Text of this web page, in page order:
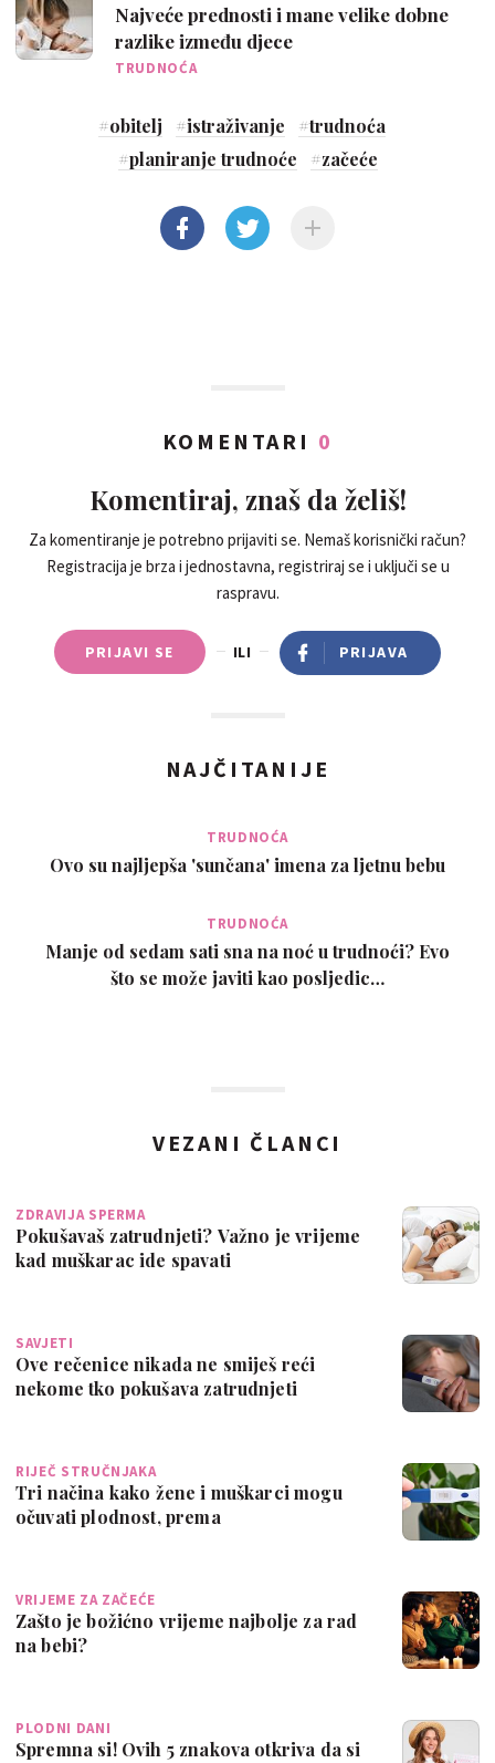
Najveće prednosti i mane velike dobne
razlike između djece
TRUDNOĆA
#obitelj #istraživanje #trudnoća
#planiranje trudnoće #začeće
KOMENTARI 0
Komentiraj, znaš da želiš!
Za komentiranje je potrebno prijaviti se. Nemaš korisnički račun?
Registracija je brza i jednostavna, registriraj se i uključi se u
raspravu.
PRIJAVI SE ILI PRIJAVA
NAJČITANIJE
TRUDNOĆA
Ovo su najljepša 'sunčana' imena za ljetnu bebu
TRUDNOĆA
Manje od sedam sati sna na noć u trudnoći? Evo
što se može javiti kao posljedic…
VEZANI ČLANCI
ZDRAVIJA SPERMA
Pokušavaš zatrudnjeti? Važno je vrijeme
kad muškarac ide spavati
SAVJETI
Ove rečenice nikada ne smiješ reći
nekome tko pokušava zatrudnjeti
RIJEČ STRUČNJAKA
Tri načina kako žene i muškarci mogu
očuvati plodnost, prema
VRIJEME ZA ZAČEĆE
Zašto je božićno vrijeme najbolje za rad
na bebi?
PLODNI DANI
Spremna si! Ovih 5 znakova otkriva da si